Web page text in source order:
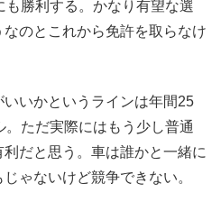
勝利する。かなり有望な選
のとこれから免許を取らなけ
いかというラインは年間25
ただ実際にはもう少し普通
だと思う。車は誰かと一緒に
ゃないけど競争できない。